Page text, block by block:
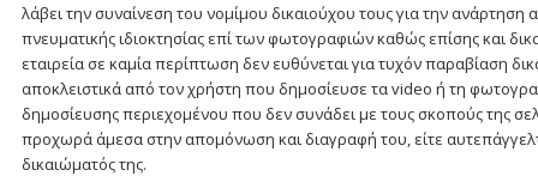
λάβει την συναίνεση του νομίμου δικαιούχου τους για την ανάρτηση
πνευματικής ιδιοκτησίας επί των φωτογραφιών καθώς επίσης και
εταιρεία σε καμία περίπτωση δεν ευθύνεται για τυχόν παραβίαση
αποκλειστικά από τον χρήστη που δημοσίευσε τα video ή τη
δημοσίευσης περιεχομένου που δεν συνάδει με τους σκοπούς της
προχωρά άμεσα στην απομόνωση και διαγραφή του, είτε
δικαιώματός της.